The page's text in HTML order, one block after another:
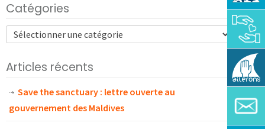
Catégories
Articles récents
Save the sanctuary : lettre ouverte au
gouvernement des Maldives